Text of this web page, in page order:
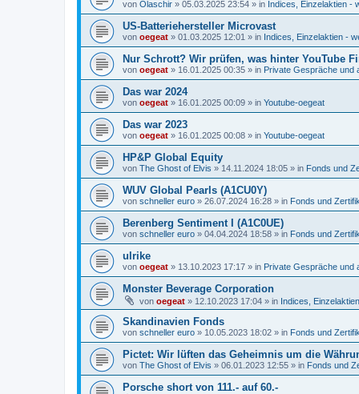
von Olaschir » 05.03.2025 23:54 » in Indices, Einzelaktien -
US-Batteriehersteller Microvast
von oegeat » 01.03.2025 12:01 » in Indices, Einzelaktien -
Nur Schrott? Wir prüfen, was hinter YouTube
von oegeat » 16.01.2025 00:35 » in Private Gespräche und
Das war 2024
von oegeat » 16.01.2025 00:09 » in Youtube-oegeat
Das war 2023
von oegeat » 16.01.2025 00:08 » in Youtube-oegeat
HP&P Global Equity
von The Ghost of Elvis » 14.11.2024 18:05 » in Fonds und
WUV Global Pearls (A1CU0Y)
von schneller euro » 26.07.2024 16:28 » in Fonds und
Berenberg Sentiment I (A1C0UE)
von schneller euro » 04.04.2024 18:58 » in Fonds und
ulrike
von oegeat » 13.10.2023 17:17 » in Private Gespräche und
Monster Beverage Corporation
von oegeat » 12.10.2023 17:04 » in Indices,
Skandinavien Fonds
von schneller euro » 10.05.2023 18:02 » in Fonds und
Pictet: Wir lüften das Geheimnis um die
von The Ghost of Elvis » 06.01.2023 12:55 » in Fonds und
Porsche short von 111.- auf 60.-